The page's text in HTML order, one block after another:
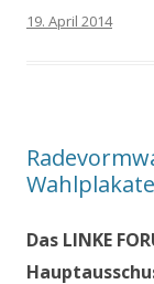
19. April 2014
Das LINKE